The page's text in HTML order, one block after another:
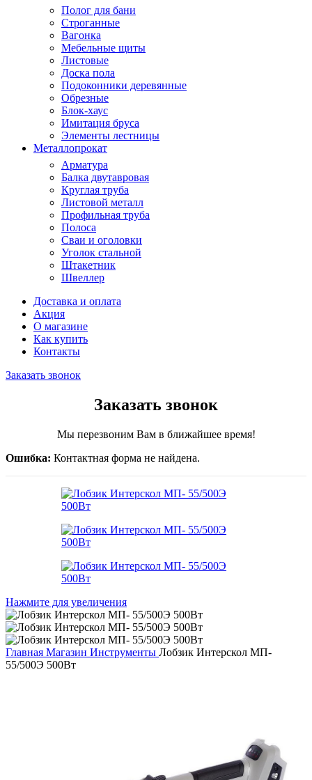
Полог для бани
Строганные
Вагонка
Мебельные щиты
Листовые
Доска пола
Подоконники деревянные
Обрезные
Блок-хаус
Имитация бруса
Элементы лестницы
Металлопрокат
Арматура
Балка двутавровая
Круглая труба
Листовой металл
Профильная труба
Полоса
Сваи и оголовки
Уголок стальной
Штакетник
Швеллер
Доставка и оплата
Акция
О магазине
Как купить
Контакты
Заказать звонок
Заказать звонок
Мы перезвоним Вам в ближайшее время!
Ошибка: Контактная форма не найдена.
Нажмите для увеличения
Главная Магазин Инструменты Лобзик Интерскол МП-
55/500Э 500Вт